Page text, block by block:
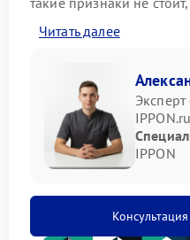
Вибрация может
признаками:
появление
усиление шума при
нестабильная
Что можно
Читать далее
IPPON.ru
IPPON